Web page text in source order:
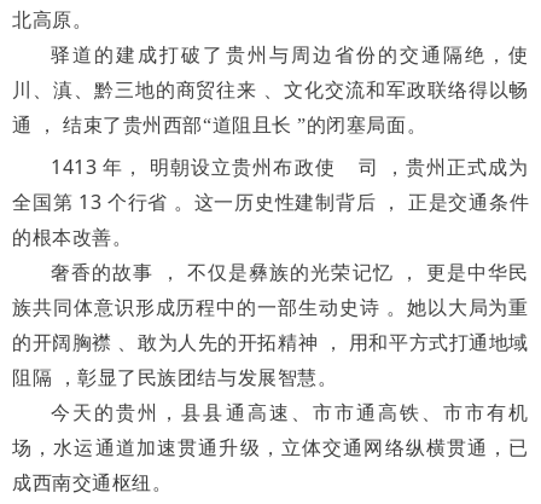
北高原。
驿道的建成打破了贵州与周边省份的交通隔绝 ，使
川、滇、黔三地的商贸往来
、文化交流和军政联络得以畅
通
， 结束了贵州 西部“道阻且长 ”的闭塞局面。
1413 年 ， 明朝设立贵州布政使 司
，贵州正式成为
全国第 13 个行省 。这一历史性建制背后 ， 正是交通条件
的根本改善。
奢香的故事
， 不仅是彝族的光荣记忆 ，
更是中华民
族共同体意识形成历程中的一部生动史诗 。她以大局为重
的开阔胸襟
、敢为人先的开拓精神 ， 用和平方式打通地域
阻隔
，彰显了民族团结与发展智慧。
今天的贵州
，县县通高速 市市通高铁
、市市有机
场 ，水运通道加速贯通升级 ， 立体交通网 络纵横贯通 ，已
成西南交通枢纽。